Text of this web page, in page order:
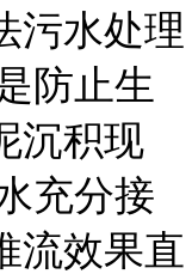
污水处理
防止生
沉积现
充分接
流效果直